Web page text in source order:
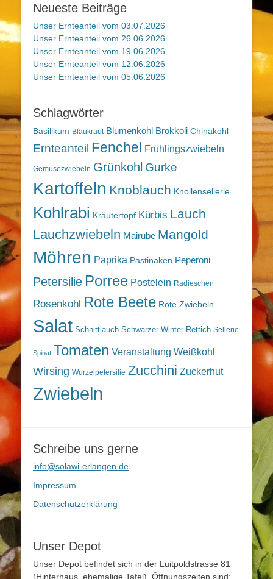
Neueste Beiträge
Unser Ernteanteil vom 03.07.2026
Unser Ernteanteil vom 26.06.2026
Unser Ernteanteil vom 19.06.2026
Unser Ernteanteil vom 12.06.2026
Unser Ernteanteil vom 05.06.2026
Schlagwörter
Basilikum Blaukraut Blumenkohl Brokkoli Chinakohl
Ernteanteil Fenchel Frühlingszwiebeln
Gemüsezwiebeln Grünkohl Gurke
Kartoffeln Knoblauch Knollensellerie
Kohlrabi Kräutertopf Kürbis Lauch
Lauchzwiebeln Mairube Mangold
Möhren Paprika Pastinaken Peperoni
Petersilie Porree Postelein Radieschen
Rosenkohl Rote Beete Rote Zwiebeln
Salat Schnittlauch Schwarzer Winter-Rettich Sellerie
Spinat Tomaten Veranstaltung Weißkohl
Wirsing Wurzelpetersilie Zucchini Zuckerhut
Zwiebeln
Schreibe uns gerne
info@solawi-erlangen.de
Impressum
Datenschutzerklärung
Unser Depot
Unser Depot befindet sich in der Luitpoldstrasse 81
(Hinterhaus, ehemalige Tafel). Öffnungszeiten sind: